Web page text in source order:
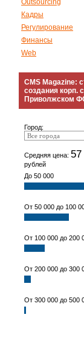
Outsourcing
Кадры
Регулирование
Финансы
Web
CMS Magazine:
создания корп.
Приволжском
Город:
Средняя цена:
рублей
До 50 000
От 50 000 до 100
От 100 000 до 200
От 200 000 до 300
От 300 000 до 500